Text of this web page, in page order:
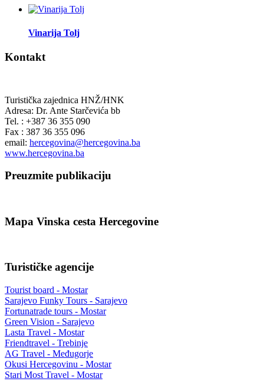
Vinarija Tolj
Kontakt
Turistička zajednica HNŽ/HNK
Adresa: Dr. Ante Starčevića bb
Tel. : +387 36 355 090
Fax : 387 36 355 096
email: hercegovina@hercegovina.ba
www.hercegovina.ba
Preuzmite publikaciju
Mapa Vinska cesta Hercegovine
Turističke agencije
Tourist board - Mostar
Sarajevo Funky Tours - Sarajevo
Fortunatrade tours - Mostar
Green Vision - Sarajevo
Lasta Travel - Mostar
Friendtravel - Trebinje
AG Travel - Međugorje
Okusi Hercegovinu - Mostar
Stari Most Travel - Mostar